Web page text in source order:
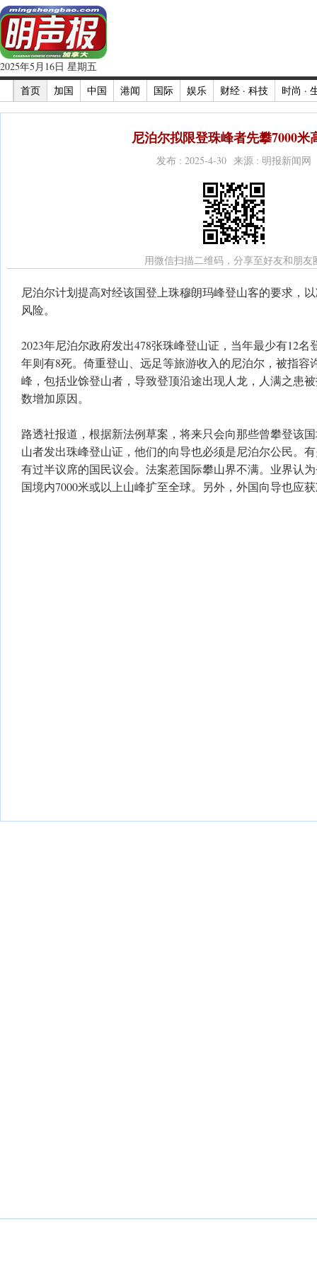
2025年5月16日 星期五
首页
加国 中国 港闻 国际 娱乐 财经 · 科技 时尚 ·
尼泊尔拟限登珠峰者先攀7000米
发布 : 2025-4-30 来源 : 明报新闻网
用微信扫描二维码，分享至好友和朋友
尼泊尔计划提高对经该国登上珠穆朗玛峰登山客的要求，
风险。
2023年尼泊尔政府发出478张珠峰登山证，当年最少有12名
年则有8死。倚重登山、远足等旅游收入的尼泊尔，被指容
峰，包括业馀登山者，导致登顶沿途出现人龙，人满之患
数增加原因。
路透社报道，根据新法例草案，将来只会向那些曾攀登该
山者发出珠峰登山证，他们的向导也必须是尼泊尔公民。
有过半议席的国民议会。法案惹国际攀山界不满。业界认
国境内7000米或以上山峰扩至全球。另外，外国向导也应